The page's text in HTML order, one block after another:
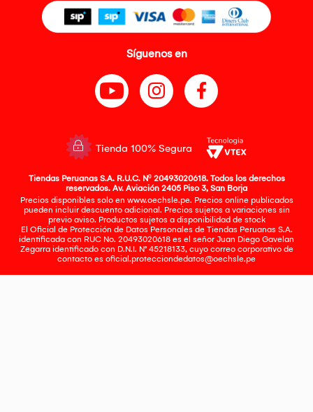
Síguenos en
Tienda 100% Segura
Tiendas Peruanas S.A. R.U.C. Nº 20493020618. Todos los derechos
reservados. Av. Aviación 2405 Piso 3, San Borja
Precios disponibles solo en www.oechsle.pe. Precios online publicados
pueden incluir descuento adicional. Precios sujetos a variaciones sin
previo aviso. Productos sujetos a disponibilidad de stock
El Oficial de Protección de Datos Personales de Tiendas Peruanas S.A.
identificada con RUC No. 20493020618 es el señor Juan Diego Gavelan
Zegarra identificado con D.N.I. N° 45218133, cuyo correo corporativo de
contacto es oficial.protecciondedatos@oechsle.pe